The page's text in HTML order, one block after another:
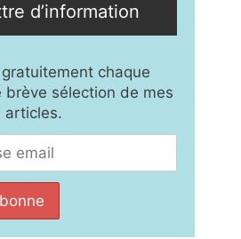
d’information
chaque
brève sélection de mes
articles.